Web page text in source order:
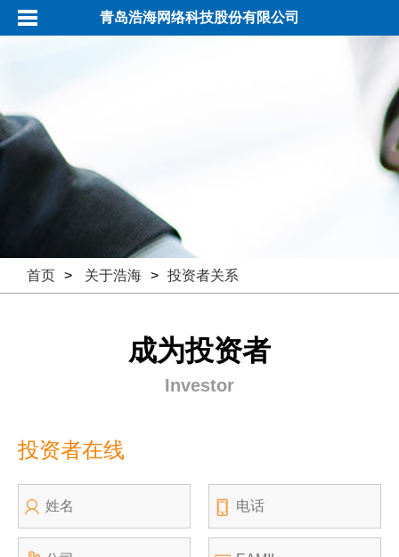
青岛浩海网络科技股份有限公司
首页 > 关于浩海 > 投资者关系
成为投资者
Investor
投资者在线